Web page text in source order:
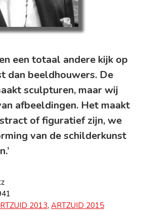
een totaal andere kijk op
dan beeldhouwers. De
sculpturen, maar wij
afbeeldingen. Het maakt
of figuratief zijn, we
van de schilderkunst
2013, ARTZUID 2015